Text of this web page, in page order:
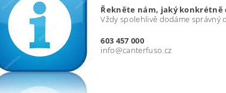
Řekněte nám, jaký
Vždy spolehlivě dodáme správný
603 457 000
info@canterfuso.cz